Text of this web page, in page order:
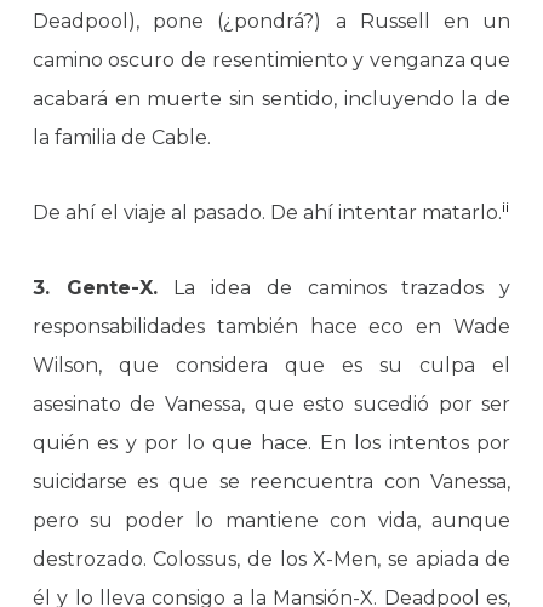
Deadpool), pone (¿pondrá?) a Russell en un
camino oscuro de resentimiento y venganza que
acabará en muerte sin sentido, incluyendo la de
la familia de Cable.
De ahí el viaje al pasado. De ahí intentar matarlo.ii
3. Gente-X. La idea de caminos trazados y
responsabilidades también hace eco en Wade
Wilson, que considera que es su culpa el
asesinato de Vanessa, que esto sucedió por ser
quién es y por lo que hace. En los intentos por
suicidarse es que se reencuentra con Vanessa,
pero su poder lo mantiene con vida, aunque
destrozado. Colossus, de los X-Men, se apiada de
él y lo lleva consigo a la Mansión-X. Deadpool es,